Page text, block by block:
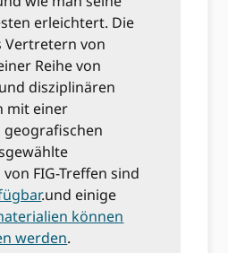
erleichtert. Die
Vertretern von
Reihe von
disziplinären
mit einer
FIG-Treffen sind
.und einige
können
werden.